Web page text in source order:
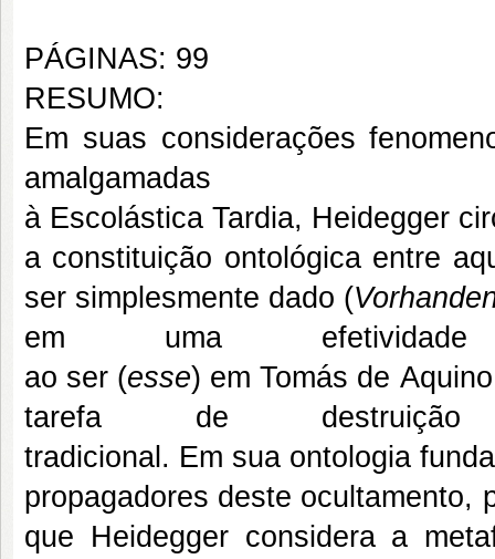
PÁGINAS: 99
RESUMO:
Em suas considerações
amalgamadas
à Escolástica Tardia, Heidegger
a constituição ontológica entre
ser simplesmente dado (
em uma
ao ser (esse) em Tomás de
tarefa de destruição
tradicional. Em sua ontologia
propagadores deste ocultamento,
que Heidegger considera a